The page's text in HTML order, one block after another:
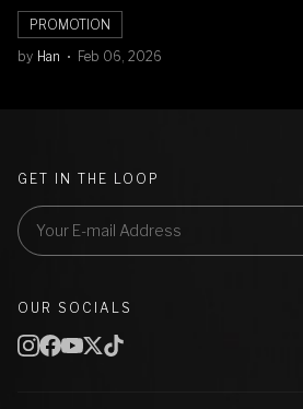
Banyak Diskon Jam Tangan,
Cuma Sampai 8 Februari!
PROMOTION
by Han Feb 06, 2026
GET IN THE LOOP
OUR SOCIALS